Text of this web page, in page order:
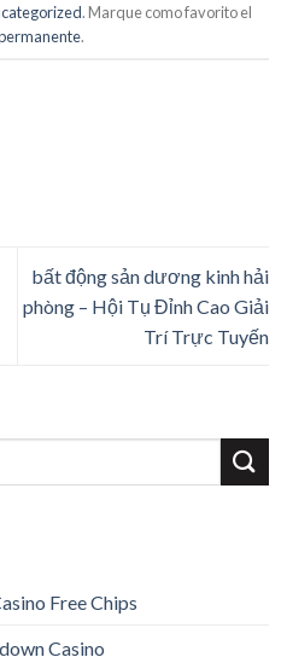
. Marque como favorito el
.
bất động sản dương kinh hải
phòng – Hội Tụ Đỉnh Cao Giải
Trí Trực Tuyến
Free Chips
Casino